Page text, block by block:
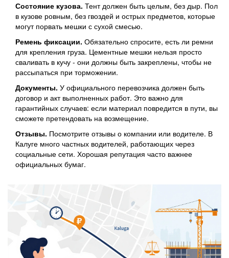
Состояние кузова. Тент должен быть целым, без дыр. Пол
в кузове ровным, без гвоздей и острых предметов, которые
могут порвать мешки с сухой смесью.
Ремень фиксации. Обязательно спросите, есть ли ремни
для крепления груза. Цементные мешки нельзя просто
сваливать в кучу - они должны быть закреплены, чтобы не
рассыпаться при торможении.
Документы. У официального перевозчика должен быть
договор и акт выполненных работ. Это важно для
гарантийных случаев: если материал повредится в пути, вы
сможете претендовать на возмещение.
Отзывы. Посмотрите отзывы о компании или водителе. В
Калуге много частных водителей, работающих через
социальные сети. Хорошая репутация часто важнее
официальных бумаг.